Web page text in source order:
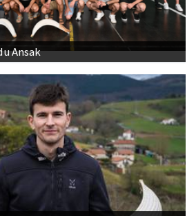
Ansak
jokatzeko nire eskubidea